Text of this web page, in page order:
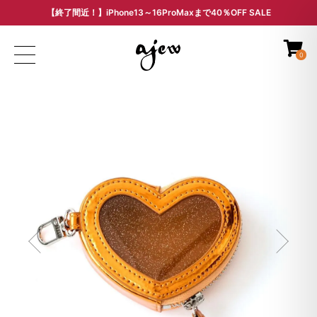
【終了間近！】iPhone13～16ProMaxまで40％OFF SALE
ARCHIVE SALE - 過去モデルをお得な価格で -
0